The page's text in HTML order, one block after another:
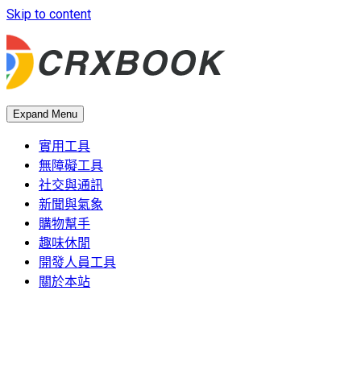
Skip to content
Expand Menu
實用工具
無障礙工具
社交與通訊
新聞與氣象
購物幫手
趣味休閒
開發人員工具
關於本站